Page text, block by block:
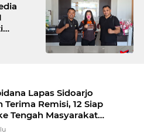
Lapas Sidoarjo
Terima Remisi, 12 Siap
Tengah Masyarakat
Kemerdekaan"